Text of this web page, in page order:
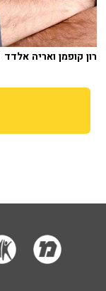
רון קופמן ואריה אלדד